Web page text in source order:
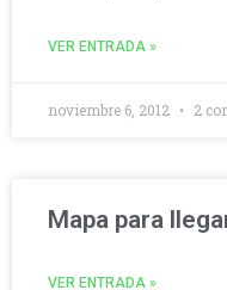
VER ENTRADA »
noviembre 6, 2012 2
Mapa para
VER ENTRADA »